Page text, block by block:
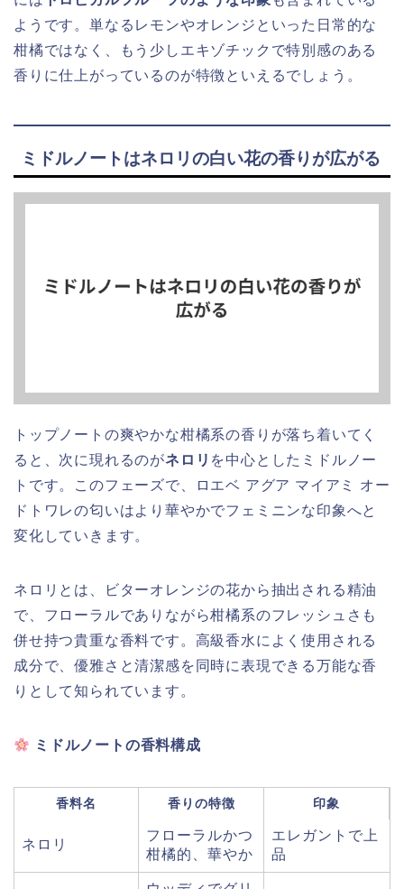
ようです。単なるレモンやオレンジといった日常的な
柑橘ではなく、もう少しエキゾチックで特別感のある
香りに仕上がっているのが特徴といえるでしょう。
ミドルノートはネロリの白い花の香りが広がる
トップノートの爽やかな柑橘系の香りが落ち着いてく
ると、次に現れるのがネロリ を中心としたミドルノー
トです。このフェーズで、ロエベ アグア マイアミ オー
ドトワレの匂いはより華やかでフェミニンな印象へと
変化していきます。
ネロリとは、ビターオレンジの花から抽出される精油
で、フローラルでありながら柑橘系のフレッシュさも
併せ持つ貴重な香料です。高級香水によく使用される
成分で、優雅さと清潔感を同時に表現できる万能な香
りとして知られています。
ミドルノートの香料構成
香料名 香りの特徴 印象
ネロリ
フローラルかつ
柑橘的、華やか
エレガントで上
品